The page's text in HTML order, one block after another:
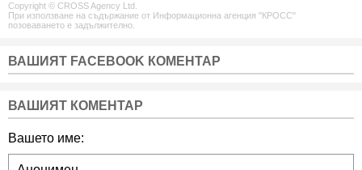
Copyright © CROSS Agency Ltd.
При използване на съдържание от Информационна агенция "КРОСС"
позоваването е задължително.
ВАШИЯТ FACEBOOK КОМЕНТАР
ВАШИЯТ КОМЕНТАР
Вашето име: